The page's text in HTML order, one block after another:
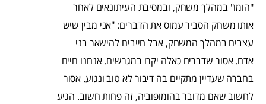
"הומו" במהלך משחק, ובמסיבת העיתונאים לאחר
אותו משחק הסביר עמוס את הדברים: "אני מבין שיש
עצבים במהלך המשחק, אבל חייבים להישאר בני
אדם. אסור שדברים כאלה יקרו במגרשים. אנחנו חיים
בחברה שעדיין מתקיים בה דיבור לא טוב ונגוע. אסור
לחשוב שאם מדובר בהומופוביה, זה פחות חשוב. הגיע